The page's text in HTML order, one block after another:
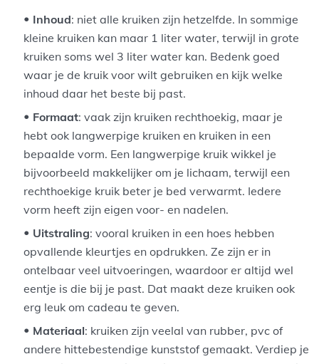
Inhoud: niet alle kruiken zijn hetzelfde. In sommige
kleine kruiken kan maar 1 liter water, terwijl in grote
kruiken soms wel 3 liter water kan. Bedenk goed
waar je de kruik voor wilt gebruiken en kijk welke
inhoud daar het beste bij past.
Formaat: vaak zijn kruiken rechthoekig, maar je
hebt ook langwerpige kruiken en kruiken in een
bepaalde vorm. Een langwerpige kruik wikkel je
bijvoorbeeld makkelijker om je lichaam, terwijl een
rechthoekige kruik beter je bed verwarmt. Iedere
vorm heeft zijn eigen voor- en nadelen.
Uitstraling: vooral kruiken in een hoes hebben
opvallende kleurtjes en opdrukken. Ze zijn er in
ontelbaar veel uitvoeringen, waardoor er altijd wel
eentje is die bij je past. Dat maakt deze kruiken ook
erg leuk om cadeau te geven.
Materiaal: kruiken zijn veelal van rubber, pvc of
andere hittebestendige kunststof gemaakt. Verdiep je